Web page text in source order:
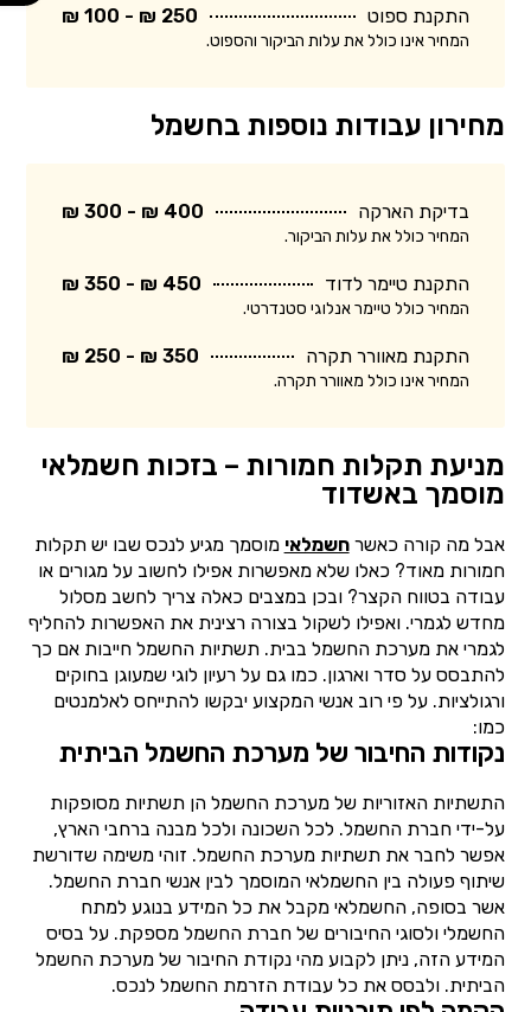
התקנת ספוט 250 ₪ - 100 ₪
המחיר אינו כולל את עלות הביקור והספוט.
מחירון עבודות נוספות בחשמל
בדיקת הארקה 400 ₪ - 300 ₪
המחיר כולל את עלות הביקור.
התקנת טיימר לדוד 450 ₪ - 350 ₪
המחיר כולל טיימר אנלוגי סטנדרטי.
התקנת מאוורר תקרה 350 ₪ - 250 ₪
המחיר אינו כולל מאוורר תקרה.
מניעת תקלות חמורות – בזכות חשמלאי
מוסמך באשדוד
אבל מה קורה כאשרחשמלאי מוסמך מגיע לנכס שבו יש תקלות
חמורות מאוד? כאלו שלא מאפשרות אפילו לחשוב על מגורים או
עבודה בטווח הקצר? ובכן במצבים כאלה צריך לחשב מסלול
מחדש לגמרי. ואפילו לשקול בצורה רצינית את האפשרות להחליף
לגמרי את מערכת החשמל בבית. תשתיות החשמל חייבות אם כך
להתבסס על סדר וארגון. כמו גם על רעיון לוגי שמעוגן בחוקים
ורגולציות. על פי רוב אנשי המקצוע יבקשו להתייחס לאלמנטים
כמו:
נקודות החיבור של מערכת החשמל הביתית
התשתיות האזוריות של מערכת החשמל הן תשתיות מסופקות
על-ידי חברת החשמל. לכל השכונה ולכל מבנה ברחבי הארץ,
אפשר לחבר את תשתיות מערכת החשמל. זוהי משימה שדורשת
שיתוף פעולה בין החשמלאי המוסמך לבין אנשי חברת החשמל.
אשר בסופה, החשמלאי מקבל את כל המידע בנוגע למתח
החשמלי ולסוגי החיבורים של חברת החשמל מספקת. על בסיס
המידע הזה, ניתן לקבוע מהי נקודת החיבור של מערכת החשמל
הביתית. ולבסס את כל עבודת הזרמת החשמל לנכס.